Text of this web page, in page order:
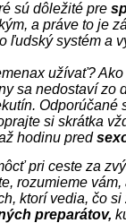
sú dôležité pre
a práve to je
ľudský systém a
užívať?
sa nedostaví
si skrátka
hodinu pred
pri ceste za
rozumieme
ktorí vedia, čo
preparátov,